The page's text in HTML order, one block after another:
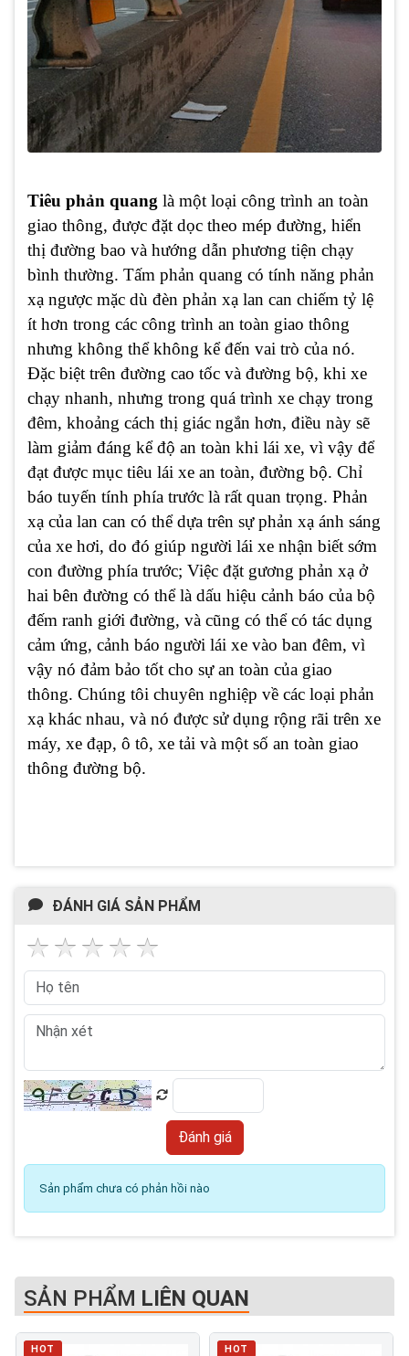
Tiêu phản quang là một loại công trình an toàn
giao thông, được đặt dọc theo mép đường, hiển
thị đường bao và hướng dẫn phương tiện chạy
bình thường. Tấm phản quang có tính năng phản
xạ ngược mặc dù đèn phản xạ lan can chiếm tỷ lệ
ít hơn trong các công trình an toàn giao thông
nhưng không thể không kể đến vai trò của nó.
Đặc biệt trên đường cao tốc và đường bộ, khi xe
chạy nhanh, nhưng trong quá trình xe chạy trong
đêm, khoảng cách thị giác ngắn hơn, điều này sẽ
làm giảm đáng kể độ an toàn khi lái xe, vì vậy để
đạt được mục tiêu lái xe an toàn, đường bộ. Chỉ
báo tuyến tính phía trước là rất quan trọng. Phản
xạ của lan can có thể dựa trên sự phản xạ ánh sáng
của xe hơi, do đó giúp người lái xe nhận biết sớm
con đường phía trước; Việc đặt gương phản xạ ở
hai bên đường có thể là dấu hiệu cảnh báo của bộ
đếm ranh giới đường, và cũng có thể có tác dụng
cảm ứng, cảnh báo người lái xe vào ban đêm, vì
vậy nó đảm bảo tốt cho sự an toàn của giao
thông. Chúng tôi chuyên nghiệp về các loại phản
xạ khác nhau, và nó được sử dụng rộng rãi trên xe
máy, xe đạp, ô tô, xe tải và một số an toàn giao
thông đường bộ.
ĐÁNH GIÁ SẢN PHẨM
Sản phẩm chưa có phản hồi nào
SẢN PHẨM LIÊN QUAN
HOT HOT